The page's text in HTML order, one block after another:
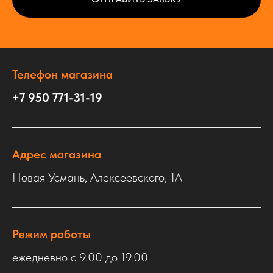
Телефон магазина
+7 950 771-31-19
Адрес магазина
Новая Усмань, Алексеевского, 1А
Режим работы
ежедневно с 9.00 до 19.00